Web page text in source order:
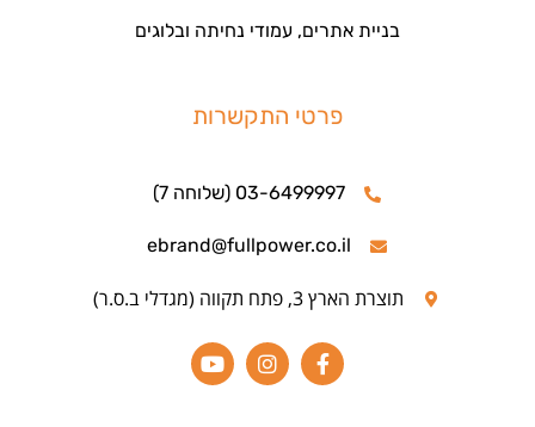
בניית אתרים, עמודי נחיתה ובלוגים
פרטי התקשרות
03-6499997 (שלוחה 7)
ebrand@fullpower.co.il
תוצרת הארץ 3, פתח תקווה (מגדלי ב.ס.ר)